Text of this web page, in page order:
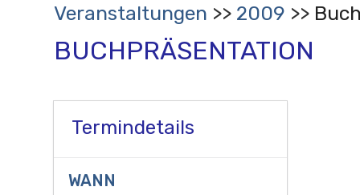
Veranstaltungen
2009
BUCHPRÄSENTATION
Termindetails
WANN